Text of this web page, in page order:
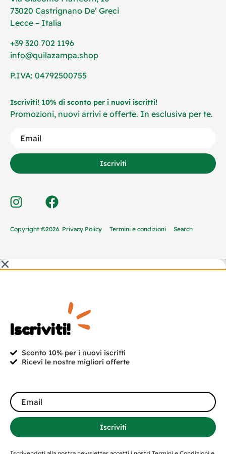
73020 Castrignano De’ Greci
Lecce – Italia
+39 320 702 1196
info@quilazampa.shop
P.IVA: 04792500755
Copyright ©2026 Privacy Policy Termini e condizioni Search
Iscriviti! 10% di sconto per i nuovi iscritti!
Promozioni, nuovi arrivi e offerte. In esclusiva per te.
Iscriviti
Iscriviti!
Sconto 10% per i nuovi iscritti
Ricevi le nostre migliori offerte
Iscriviti